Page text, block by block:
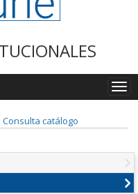
Consulta catálogo